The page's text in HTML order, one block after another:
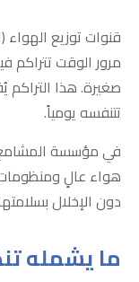
قنوات توزيع
مرور الوقت تتراكم
صغيرة. هذا التراكم
تتنفسه يومياً.
في مؤسسة
هواء عالٍ
دون الإخلال
ما يشمله